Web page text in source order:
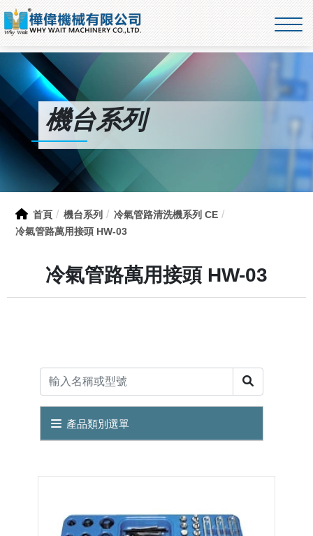
機台系列
首頁 機台系列
冷氣管路清洗機系列 CE
冷氣管路萬用接頭 HW-03
冷氣管路萬用接頭 HW-03
產品類別選單